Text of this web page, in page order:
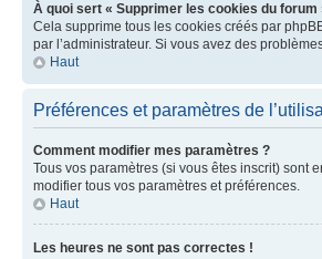
À quoi sert « Supprimer les cookies du forum
Cela supprime tous les cookies créés par
par l’administrateur. Si vous avez des
Haut
Préférences et paramètres de
Comment modifier mes paramètres ?
Tous vos paramètres (si vous êtes inscrit) sont
modifier tous vos paramètres et préférences.
Haut
Les heures ne sont pas correctes !